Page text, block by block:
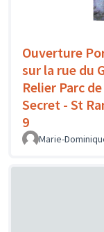
Ouverture
sur la rue du
Relier Parc
Secret - St
9
Marie-